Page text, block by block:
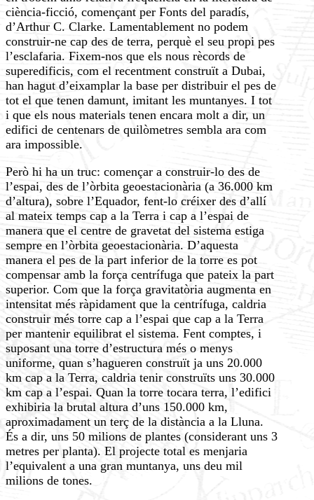
ciència-ficció, començant per Fonts del paradís,
d’Arthur C. Clarke. Lamentablement no podem
construir-ne cap des de terra, perquè el seu propi pes
l’esclafaria. Fixem-nos que els nous rècords de
superedificis, com el recentment construït a Dubai,
han hagut d’eixamplar la base per distribuir el pes de
tot el que tenen damunt, imitant les muntanyes. I tot
i que els nous materials tenen encara molt a dir, un
edifici de centenars de quilòmetres sembla ara com
ara impossible.
Però hi ha un truc: començar a construir-lo des de
l’espai, des de l’òrbita geoestacionària (a 36.000 km
d’altura), sobre l’Equador, fent-lo créixer des d’allí
al mateix temps cap a la Terra i cap a l’espai de
manera que el centre de gravetat del sistema estiga
sempre en l’òrbita geoestacionària. D’aquesta
manera el pes de la part inferior de la torre es pot
compensar amb la força centrífuga que pateix la part
superior. Com que la força gravitatòria augmenta en
intensitat més ràpidament que la centrífuga, caldria
construir més torre cap a l’espai que cap a la Terra
per mantenir equilibrat el sistema. Fent comptes, i
suposant una torre d’estructura més o menys
uniforme, quan s’hagueren construït ja uns 20.000
km cap a la Terra, caldria tenir construïts uns 30.000
km cap a l’espai. Quan la torre tocara terra, l’edifici
exhibiria la brutal altura d’uns 150.000 km,
aproximadament un terç de la distància a la Lluna.
És a dir, uns 50 milions de plantes (considerant uns 3
metres per planta). El projecte total es menjaria
l’equivalent a una gran muntanya, uns deu mil
milions de tones.